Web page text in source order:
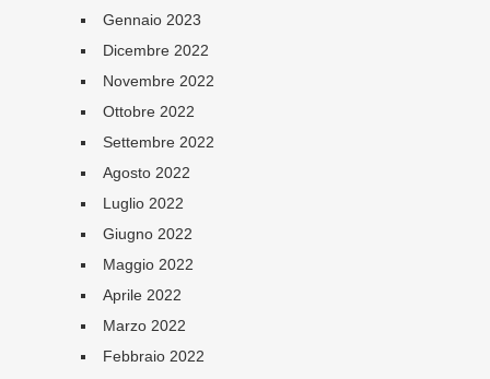
Gennaio 2023
Dicembre 2022
Novembre 2022
Ottobre 2022
Settembre 2022
Agosto 2022
Luglio 2022
Giugno 2022
Maggio 2022
Aprile 2022
Marzo 2022
Febbraio 2022